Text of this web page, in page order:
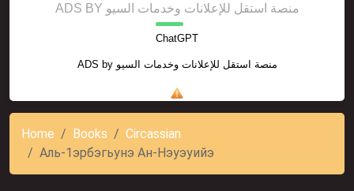
ADS BY منصة استقل للإعلانات وخدمات السيو
ChatGPT
ADS by منصة استقل للإعلانات وخدمات السيو
Home Books
Circassian
Аль-1эрбэгьунэ Ан-Нэуэуийэ